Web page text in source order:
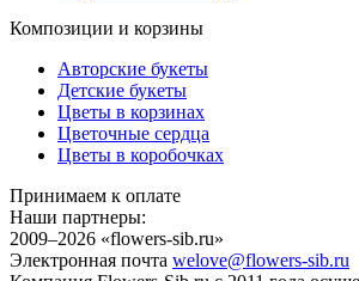
Композиции и корзины
Авторские букеты
Детские букеты
Цветы в корзинах
Цветочные сердца
Цветы в коробочках
Принимаем к оплате
Наши партнеры:
2009–2026 «flowers-sib.ru»
Электронная почта welove@flowers-sib.ru